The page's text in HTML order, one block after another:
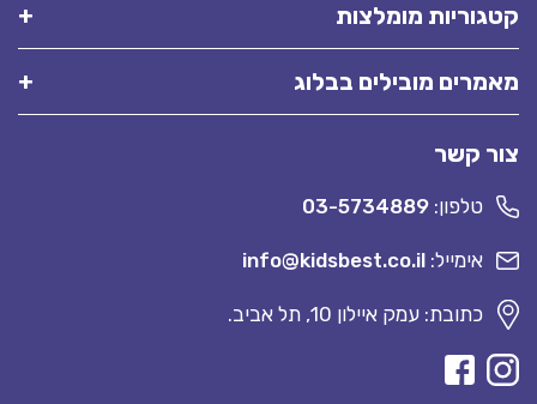
קטגוריות מומלצות
מאמרים מובילים בבלוג
צור קשר
טלפון: 03-5734889
אימייל: info@kidsbest.co.il
כתובת: עמק איילון 10, תל אביב.